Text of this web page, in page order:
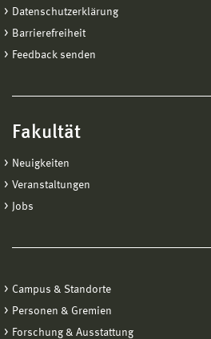
Datenschutzerklärung
Barrierefreiheit
Feedback senden
Fakultät
Neuigkeiten
Veranstaltungen
Jobs
Campus & Standorte
Personen & Gremien
Forschung & Ausstattung